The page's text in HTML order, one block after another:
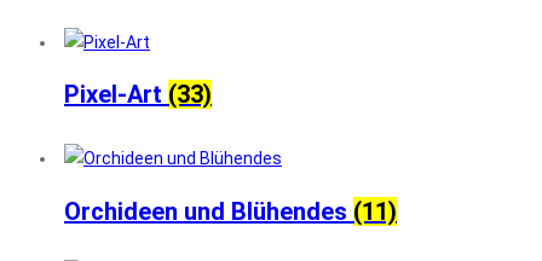
Pixel-Art (33)
Orchideen und Blühendes (11)